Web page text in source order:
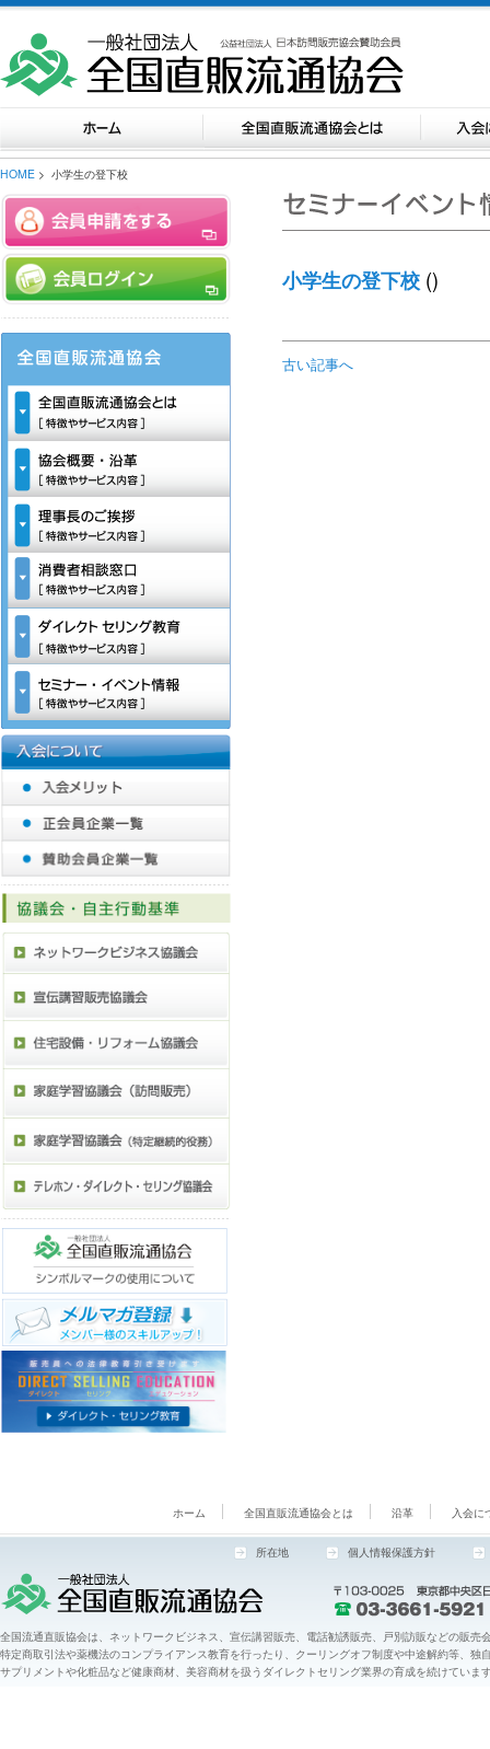
HOME > 小学生の登下校
小学生の登下校 ()
古い記事へ
ホーム 全国直販流通協会とは 沿革 入会に
所在地 個人情報保護方針
全国流通直販協会は、ネットワークビジネス、宣伝講習販売、電話勧誘販売、戸別訪販などの販売
特定商取引法や薬機法のコンプライアンス教育を行ったり、クーリングオフ制度や中途解約等、
サプリメントや化粧品など健康商材、美容商材を扱うダイレクトセリング業界の育成を続けていま